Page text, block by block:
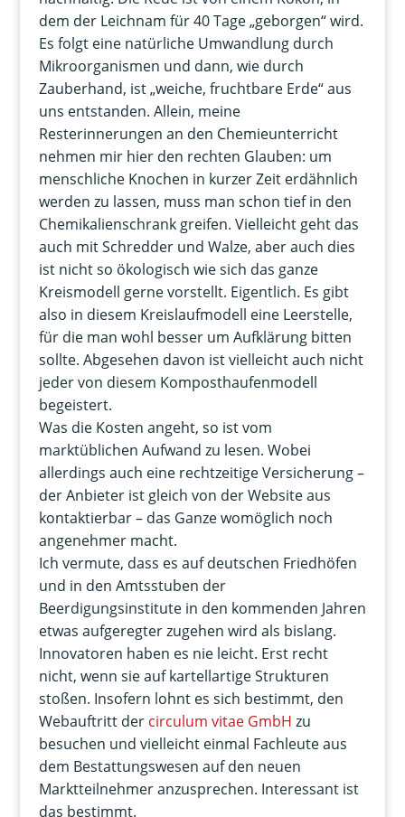
dem der Leichnam für 40 Tage „geborgen“ wird.
Es folgt eine natürliche Umwandlung durch
Mikroorganismen und dann, wie durch
Zauberhand, ist „weiche, fruchtbare Erde“ aus
uns entstanden. Allein, meine
Resterinnerungen an den Chemieunterricht
nehmen mir hier den rechten Glauben: um
menschliche Knochen in kurzer Zeit erdähnlich
werden zu lassen, muss man schon tief in den
Chemikalienschrank greifen. Vielleicht geht das
auch mit Schredder und Walze, aber auch dies
ist nicht so ökologisch wie sich das ganze
Kreismodell gerne vorstellt. Eigentlich. Es gibt
also in diesem Kreislaufmodell eine Leerstelle,
für die man wohl besser um Aufklärung bitten
sollte. Abgesehen davon ist vielleicht auch nicht
jeder von diesem Komposthaufenmodell
begeistert.
Was die Kosten angeht, so ist vom
marktüblichen Aufwand zu lesen. Wobei
allerdings auch eine rechtzeitige Versicherung –
der Anbieter ist gleich von der Website aus
kontaktierbar – das Ganze womöglich noch
angenehmer macht.
Ich vermute, dass es auf deutschen Friedhöfen
und in den Amtsstuben der
Beerdigungsinstitute in den kommenden Jahren
etwas aufgeregter zugehen wird als bislang.
Innovatoren haben es nie leicht. Erst recht
nicht, wenn sie auf kartellartige Strukturen
stoßen. Insofern lohnt es sich bestimmt, den
Webauftritt der circulum vitae GmbH zu
besuchen und vielleicht einmal Fachleute aus
dem Bestattungswesen auf den neuen
Marktteilnehmer anzusprechen. Interessant ist
das bestimmt.